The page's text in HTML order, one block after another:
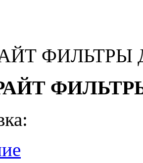
ФИЛЬТРЫ